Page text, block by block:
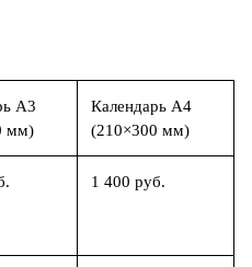
А3
мм)
Календарь А4
(210×300 мм)
1 400 руб.